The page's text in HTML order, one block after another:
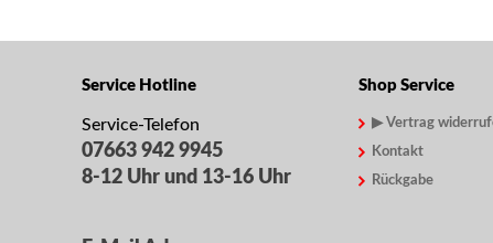
Service Hotline
Service-Telefon
07663 942 9945
8-12 Uhr und 13-16 Uhr
Shop Service
▶ Vertrag
Kontakt
Rückgabe